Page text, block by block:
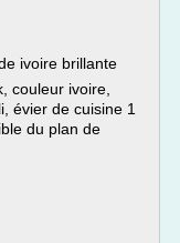
ivoire brillante
couleur ivoire,
évier de cuisine 1
du plan de